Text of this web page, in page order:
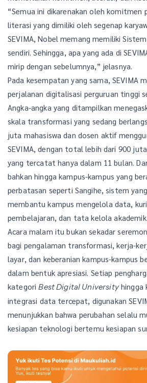
“Semua ini dikarenakan oleh komitmen
literasi yang dimiliki oleh segenap
SEVIMA, Nobel memang memiliki
sendiri. Sehingga, apa yang ada di
mirip dengan sebelumnya,” jelasnya.
Pada kesempatan yang sama, SEVIMA
perjalanan digitalisasi perguruan tinggi
Angka-angka yang ditampilkan
skala transformasi yang sedang
juta mahasiswa dan dosen aktif
SEVIMA, dengan total lebih dari 900
yang tercatat hanya dalam 11 bulan.
bahkan hingga kampus-kampus yang
perbatasan seperti Sangihe, sistem
membantu kampus mengelola data,
pembelajaran, dan tata kelola akademik.
Acara malam itu bukan sekadar
bagi pengalaman transformasi, kerja-
layar, dan keberanian kampus-kampus
dalam bentuk apresiasi. Setiap
kategoriBest Digital Universityhingga
integrasi data tercepat, digunakan
menunjukkan bahwa perubahan selalu
kesiapan teknologi bertemu kesiapan